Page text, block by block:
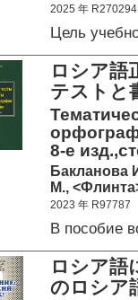
2025 年 R270294
Цель
ロシア語
テスト
8-е
Бакланова
М.,
2023 年 R97787
В пособие
ロシア
のロシア